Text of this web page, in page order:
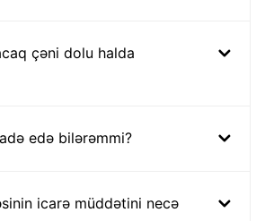
çəni dolu halda
edə bilərəmmi?
icarə müddətini necə